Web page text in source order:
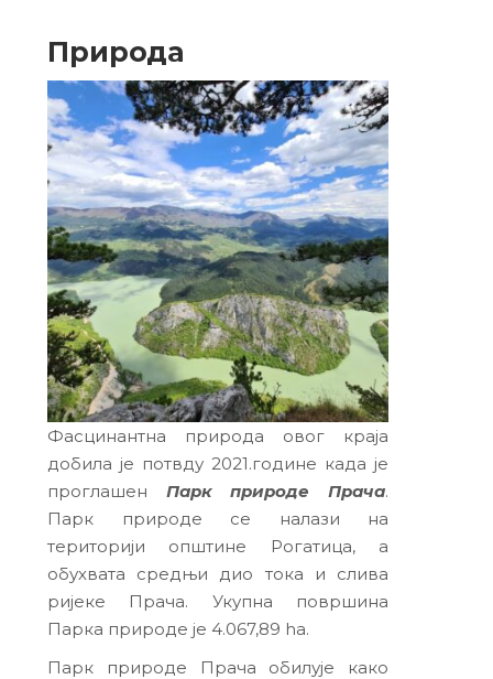
Природа
Фасцинантна природа овог краја
добила је потвду 2021.године када је
проглашен Парк природе Прача.
Парк природе се налази на
територији општине Рогатица, а
обухвата средњи дио тока и слива
ријеке Прача. Укупна површина
Парка природе је 4.067,89 ha.
Парк природе Прача обилује како